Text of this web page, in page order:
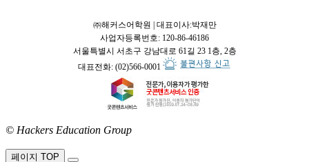
㈜해커스어학원 | 대표이사:박재만
사업자등록번호: 120-86-46186
서울특별시 서초구 강남대로 61길 23 1층, 2층
대표전화: (02)566-0001
© Hackers Education Group
페이지 TOP